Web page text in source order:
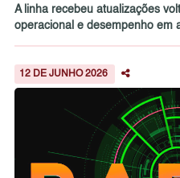
A linha recebeu atualizações
operacional e desempenho em
12 DE JUNHO 2026